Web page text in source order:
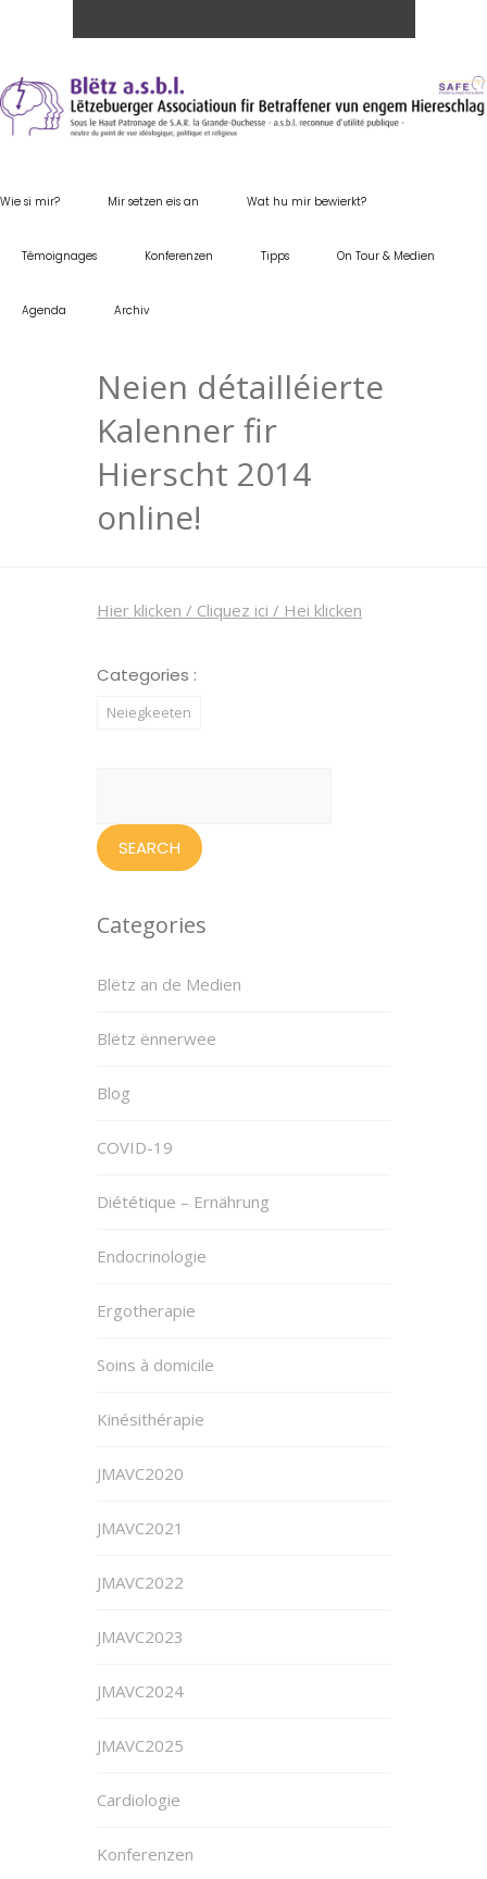
Wie si mir? Mir setzen eis an Wat hu mir bewierkt?
Témoignages Konferenzen Tipps On Tour & Medien
Agenda Archiv
Neien détailléierte
Kalenner fir
Hierscht 2014
online!
Hier klicken / Cliquez ici / Hei klicken
Categories :
Neiegkeeten
Categories
Blëtz an de Medien
Blëtz ënnerwee
Blog
COVID-19
Diététique – Ernährung
Endocrinologie
Ergotherapie
Soins à domicile
Kinésithérapie
JMAVC2020
JMAVC2021
JMAVC2022
JMAVC2023
JMAVC2024
JMAVC2025
Cardiologie
Konferenzen